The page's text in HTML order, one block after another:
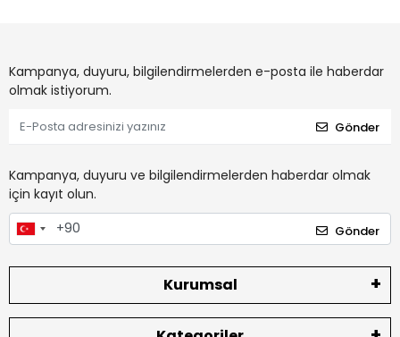
Kampanya, duyuru, bilgilendirmelerden e-posta ile haberdar
olmak istiyorum.
Gönder
Kampanya, duyuru ve bilgilendirmelerden haberdar olmak
için kayıt olun.
Gönder
Kurumsal